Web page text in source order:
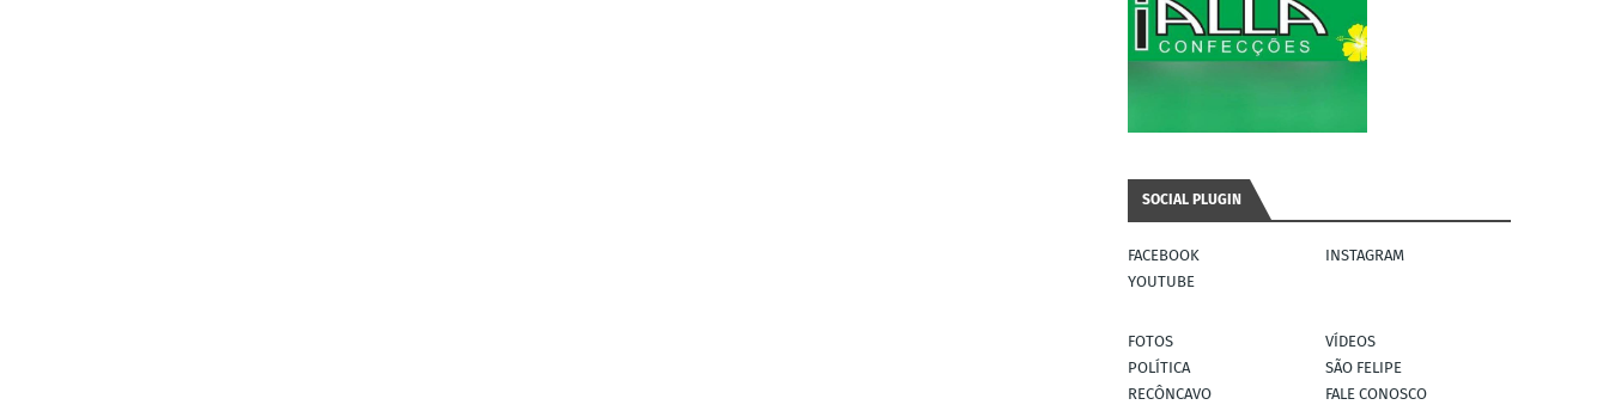
SOCIAL PLUGIN
FACEBOOK
INSTAGRAM
YOUTUBE
FOTOS
VÍDEOS
POLÍTICA
SÃO FELIPE
RECÔNCAVO
FALE CONOSCO